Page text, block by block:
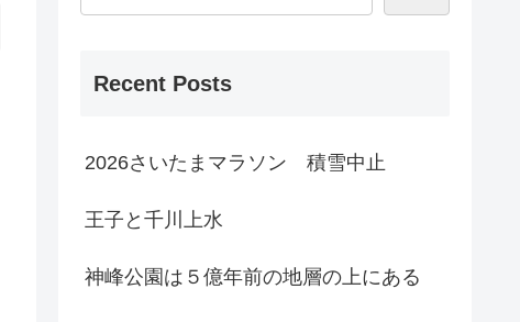
Recent Posts
2026さいたまマラソン 積雪中止
王子と千川上水
神峰公園は５億年前の地層の上にある